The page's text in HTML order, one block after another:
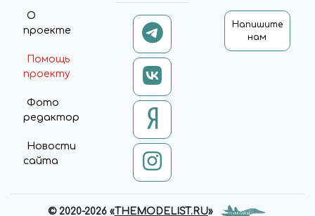
О
проекте
Помощь
проекту
Фото
редактор
Новости
сайта
Напишите
нам
© 2020-2026 «THEMODELIST.RU»